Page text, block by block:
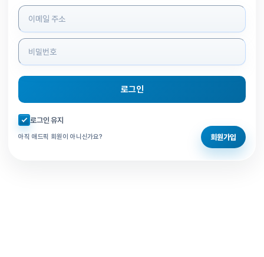
로그인 정보 입력
로그인
자동로그인 체크
로그인 유지
아직 애드픽 회원이 아니신가요? 회원가입